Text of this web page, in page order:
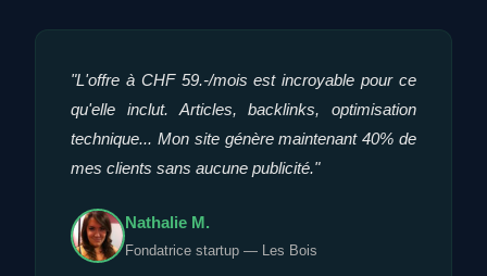
"L'offre à CHF 59.-/mois est incroyable pour ce
qu'elle inclut. Articles, backlinks, optimisation
technique... Mon site génère maintenant 40% de
mes clients sans aucune publicité."
Nathalie M.
Fondatrice startup — Les Bois